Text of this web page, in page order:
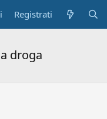
Registrati
droga